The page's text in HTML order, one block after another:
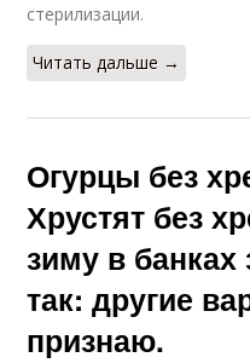
стерилизации.
Читать дальше →
Огурцы без
Хрустят без
зиму в
так: другие
признаю.